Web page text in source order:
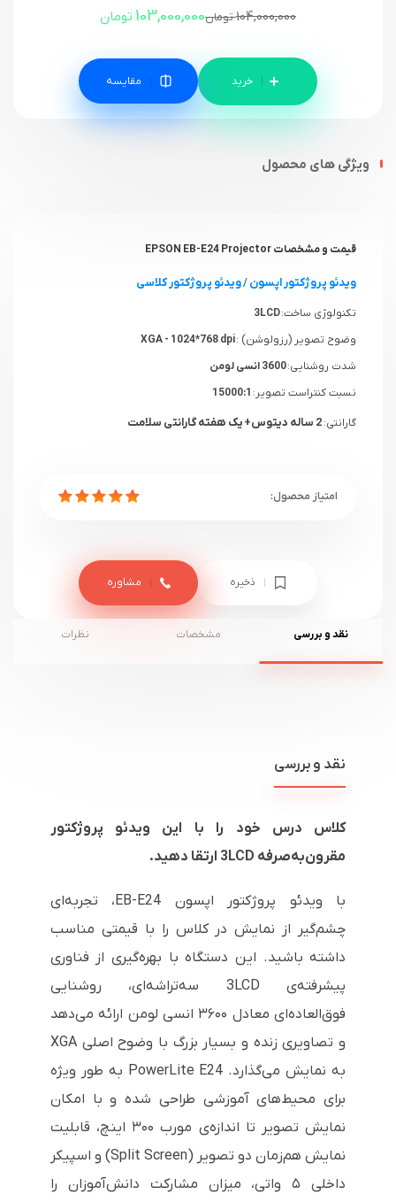
104,000,000تومان103,000,000 تومان
مقایسه
ویژگی های محصول
قیمت و مشخصات EPSON EB-E24 Projector
ویدئو پروژکتور اپسون/ویدئو پروژکتور کلاسی
تکنولوژی ساخت:3LCD
وضوح تصویر (رزولوشن) :
شدت روشنایی:3600 انسی لومن
نسبت کنتراست تصویر:
گارانتی:2 ساله دیتوس+ یک هفته گارانتی سلامت
ذخیره مشاوره
نقد و بررسی مشخصات نظرات
نقد و بررسی
کلاس درس خود را با این ویدئو پروژکتور
مقرون‌به‌صرفه 3LCD ارتقا دهید.
با ویدئو پروژکتور اپسون EB-E24، تجربه‌ای
چشم‌گیر از نمایش در کلاس را با قیمتی مناسب
داشته باشید. این دستگاه با بهره‌گیری از فناوری
پیشرفته‌ی 3LCD سه‌تراشه‌ای، روشنایی
فوق‌العاده‌ای معادل ۳۶۰۰ انسی لومن ارائه می‌دهد
و تصاویری زنده و بسیار بزرگ با وضوح اصلی XGA
به نمایش می‌گذارد. PowerLite E24 به طور ویژه
برای محیط‌های آموزشی طراحی شده و با امکان
نمایش تصویر تا اندازه‌ی مورب ۳۰۰ اینچ، قابلیت
نمایش هم‌زمان دو تصویر (Split Screen) و اسپیکر
داخلی ۵ واتی، میزان مشارکت دانش‌آموزان را